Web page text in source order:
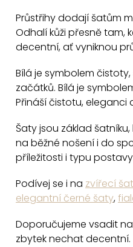
Průstřihy dodají šatům
Odhalí kůži přesně tam,
decentní, ať vyniknou
Bílá je symbolem
začátků. Bílá je
Přináší čistotu, eleganci
Šaty jsou základ
na běžné nošení i do
příležitosti i typu
Podívej se i na zvířecí
elegantní černé šaty,
Doporučujeme vsadit
zbytek nechat decentní.